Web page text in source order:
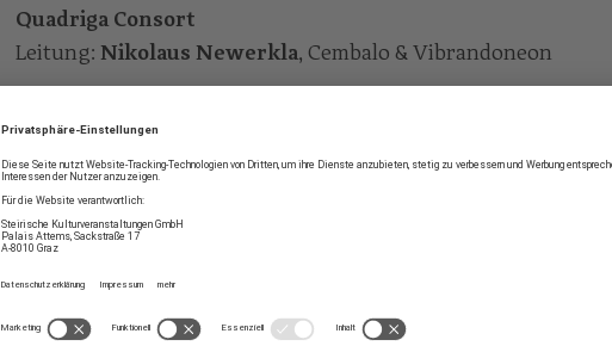
Quadriga Consort
Leitung: Nikolaus Newerkla, Cembalo & Vibrandoneon
Sonntag, 14. Dezember, 11, 17 und 19.30 (Zusatzvorstellung)
SILENT NIGHT
Musik zur Weihnachtszeit aus mediterranen und
Traditionen
Arianna Savall,Sopran & Harfen
Petter Udland Johansen,Tenor, Hardingfele & Geige